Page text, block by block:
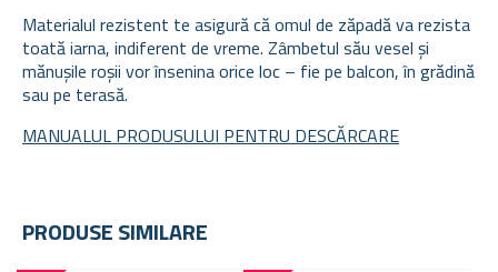
Materialul rezistent te asigură că omul de zăpadă va rezista
toată iarna, indiferent de vreme. Zâmbetul său vesel și
mănușile roșii vor însenina orice loc – fie pe balcon, în grădină
sau pe terasă.
MANUALUL PRODUSULUI PENTRU DESCĂRCARE
PRODUSE SIMILARE